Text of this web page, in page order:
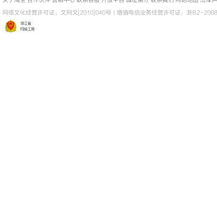
网络文化经营许可证： 文网文[2010]040号 增值电信业务经营许可证：浙B2-